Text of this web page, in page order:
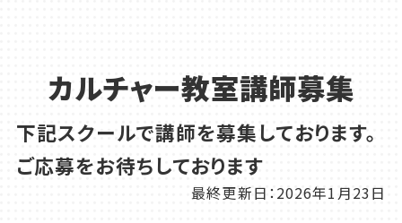
カルチャー教室講師募集
下記スクールで講師を募集しております。
ご応募をお待ちしております
最終更新日：2026年1月23日